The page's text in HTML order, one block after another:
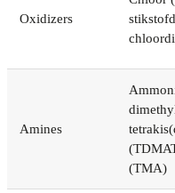
Oxidizers
Amines
(TMA)